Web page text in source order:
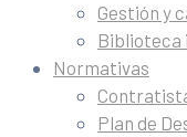
Gestión y
Biblioteca
Normativas
Plan de